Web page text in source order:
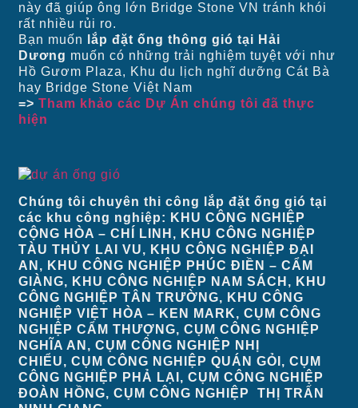
này đã giúp ông lớn Bridge Stone VN tránh khói
rất nhiều rủi ro.
Bạn muốn
lắp đặt ống thông gió tại Hải
Dương muốn có những trải nghiệm tuyệt với như
Hồ Gươm Plaza, Khu du lịch nghĩ dưỡng Cát Bà
hay Bridge Stone Việt Nam
=>Tham khảo các Dự Án chúng tôi đã thực
hiện
Chúng tôi chuyên thi công lắp đặt ống gió tại
các khu công nghiệp: KHU CÔNG NGHIỆP
CỘNG HÒA – CHÍ LINH, KHU CÔNG NGHIỆP
TÀU THỦY LAI VU, KHU CÔNG NGHIỆP ĐẠI
AN, KHU CÔNG NGHIỆP PHÚC ĐIỀN – CẨM
GIÀNG, KHU CÔNG NGHIỆP NAM SÁCH, KHU
CÔNG NGHIỆP TÂN TRƯỜNG, KHU CÔNG
NGHIỆP VIỆT HÒA – KEN MARK, CỤM CÔNG
NGHIỆP CẨM THƯỢNG, CỤM CÔNG NGHIỆP
NGHĨA AN, CỤM CÔNG NGHIỆP NHỊ
CHIỂU, CỤM CÔNG NGHIỆP QUÁN GỎI, CỤM
CÔNG NGHIỆP PHẢ LẠI, CỤM CÔNG NGHIỆP
ĐOÀN HỒNG, CỤM CÔNG NGHIỆP THỊ TRẤN